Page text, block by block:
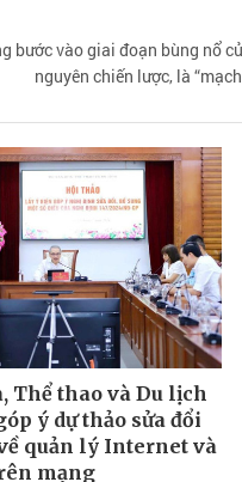
bước vào giai đoạn bùng nổ
nguyên chiến lược, là
Thể thao và Du lịch
ý dự thảo sửa đổi
quản lý Internet và
mạng